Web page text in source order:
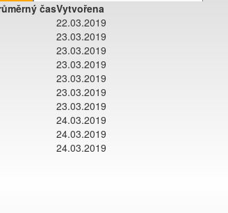
časVytvořena
22.03.2019
23.03.2019
23.03.2019
23.03.2019
23.03.2019
23.03.2019
23.03.2019
24.03.2019
24.03.2019
24.03.2019